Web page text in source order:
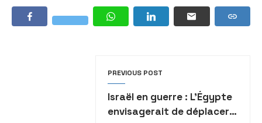
PREVIOUS POST
Israël en guerre : L’Égypte
envisagerait de déplacer